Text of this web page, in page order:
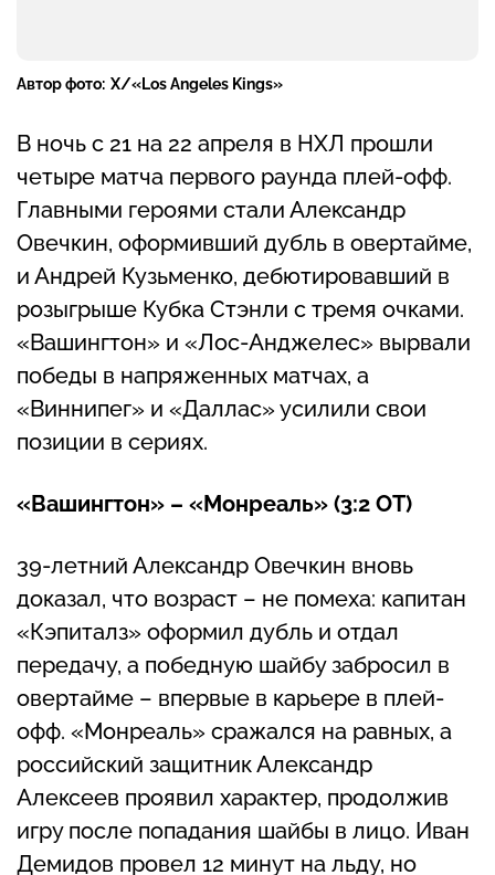
Автор фото: X/«Los Angeles Kings»
В ночь с 21 на 22 апреля в НХЛ прошли
четыре матча первого раунда плей-офф.
Главными героями стали Александр
Овечкин, оформивший дубль в овертайме,
и Андрей Кузьменко, дебютировавший в
розыгрыше Кубка Стэнли с тремя очками.
«Вашингтон» и «Лос-Анджелес» вырвали
победы в напряженных матчах, а
«Виннипег» и «Даллас» усилили свои
позиции в сериях.
«Вашингтон» – «Монреаль» (3:2 ОТ)
39-летний Александр Овечкин вновь
доказал, что возраст – не помеха: капитан
«Кэпиталз» оформил дубль и отдал
передачу, а победную шайбу забросил в
овертайме – впервые в карьере в плей-
офф. «Монреаль» сражался на равных, а
российский защитник Александр
Алексеев проявил характер, продолжив
игру после попадания шайбы в лицо. Иван
Демидов провел 12 минут на льду, но